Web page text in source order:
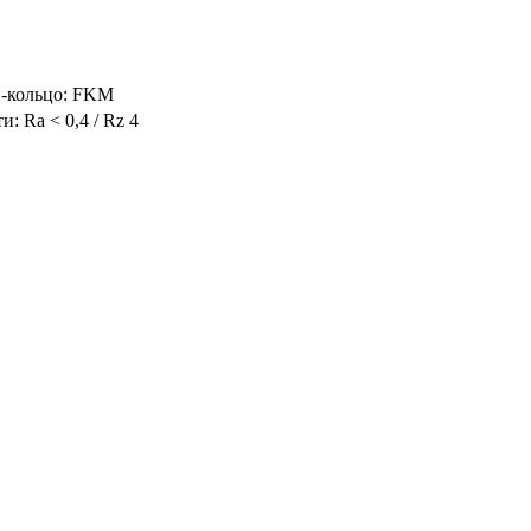
кольцо: FKM
Ra < 0,4 / Rz 4